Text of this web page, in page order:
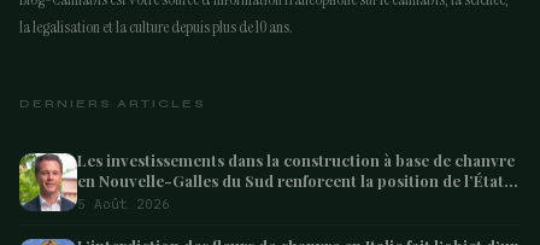
la legalisation et la culture depuis plus de 10 ans.
DERNIERS ARTICLES
Les investissements dans la construction à base de chanvre
en Nouvelle-Galles du Sud renforcent la position de l’État
en tant que leader australien
5 Août 2026